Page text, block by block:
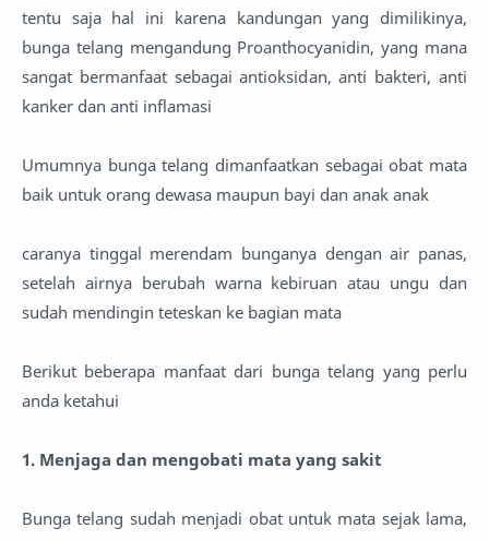
tentu saja hal ini karena kandungan yang dimilikinya,
bunga telang mengandung Proanthocyanidin, yang mana
sangat bermanfaat sebagai antioksidan, anti bakteri, anti
kanker dan anti inflamasi
Umumnya bunga telang dimanfaatkan sebagai obat mata
baik untuk orang dewasa maupun bayi dan anak anak
caranya tinggal merendam bunganya dengan air panas,
setelah airnya berubah warna kebiruan atau ungu dan
sudah mendingin teteskan ke bagian mata
Berikut beberapa manfaat dari bunga telang yang perlu
anda ketahui
1. Menjaga dan mengobati mata yang sakit
Bunga telang sudah menjadi obat untuk mata sejak lama,